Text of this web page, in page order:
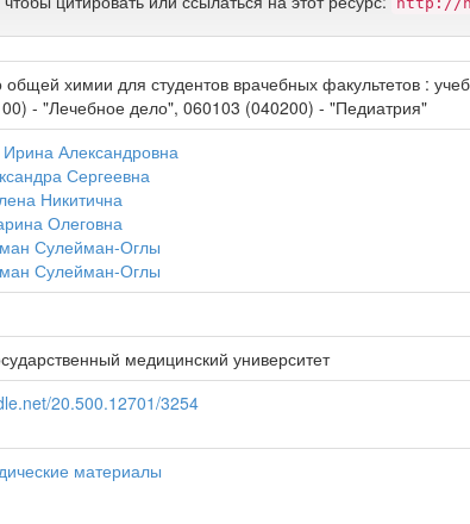
общей химии для студентов врачебных факультетов :
- "Лечебное дело", 060103 (040200) - "Педиатрия"
Александровна
Сергеевна
Никитична
Олеговна
Сулейман-Оглы
Сулейман-Оглы
медицинский университет
20.500.12701/3254
материалы